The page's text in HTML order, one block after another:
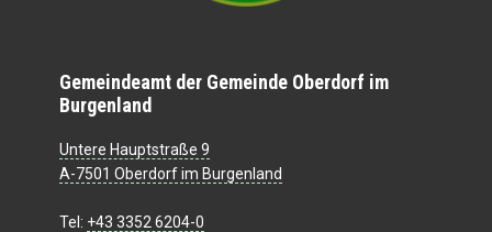
Gemeindeamt der Gemeinde Oberdorf im
Burgenland
Untere Hauptstraße 9
A-7501 Oberdorf im Burgenland
Tel: +43 3352 6204-0